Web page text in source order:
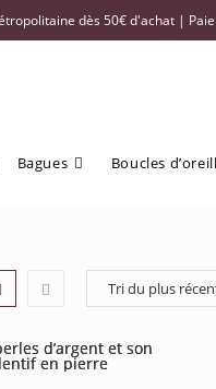
dès 50€ d'achat |
Bagues Boucles